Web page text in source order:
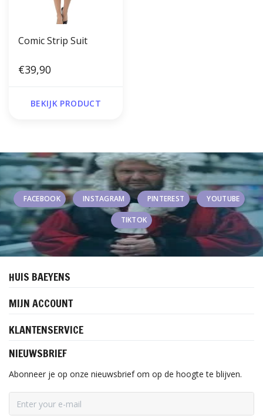
Comic Strip Suit
€39,90
BEKIJK PRODUCT
FACEBOOK INSTAGRAM PINTEREST YOUTUBE
TIKTOK
HUIS BAEYENS
MIJN ACCOUNT
KLANTENSERVICE
NIEUWSBRIEF
Abonneer je op onze nieuwsbrief om op de hoogte te blijven.